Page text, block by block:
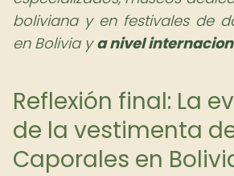
boliviana y en festivales de
en Bolivia ya nivel
Reflexión final: La
de la vestimenta
Caporales en